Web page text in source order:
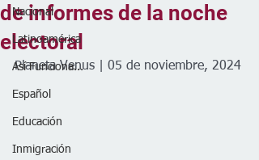
Nacional
Latinoamérica
Así Funciona...
Español
Educación
Inmigración
de informes de la noche
electoral
Planeta Venus | 05 de noviembre, 2024